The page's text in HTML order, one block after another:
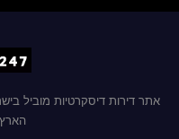
אתר דירות דיסקרטיות מוביל
הארץ.